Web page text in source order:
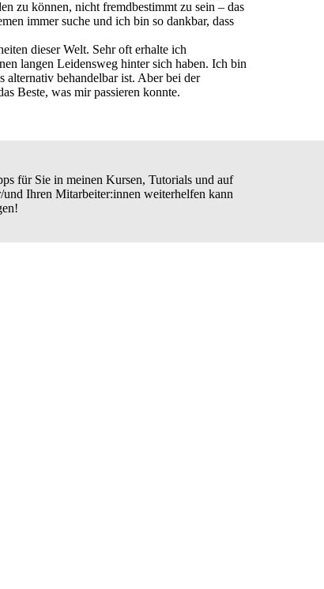
zu können, nicht fremdbestimmt zu sein – das
immer suche und ich bin so dankbar, dass
dieser Welt. Sehr oft erhalte ich
langen Leidensweg hinter sich haben. Ich bin
behandelbar ist. Aber bei der
Beste, was mir passieren konnte.
für Sie in meinen Kursen, Tutorials und auf
Ihren Mitarbeiter:innen weiterhelfen kann